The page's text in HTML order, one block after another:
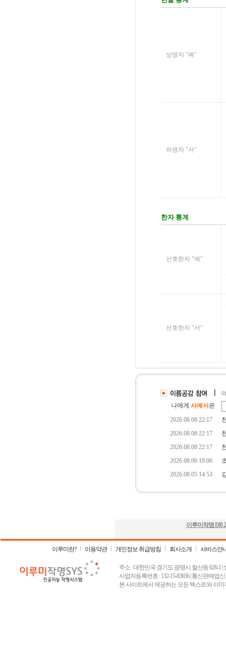
이루미작명 DB
이루미란? 이용약관 개인정보 취급방침 회사소개 서비스안
주소 : 대한민국 경기도 광명시 철산동 626-1 |
사업자등록번호 : 132-15-83656 | 통신판매업
본 사이트에서 제공하는 모든 텍스트와 이